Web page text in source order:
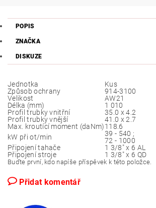
POPIS
ZNAČKA
DISKUZE
Jednotka
Kus
Způsob ochrany
914-3100
Velikost
AW21
Délka (mm)
1 010
Profil trubky vnitřní
35.0 x 4.2
Profil trubky vnější
41.0 x 2.7
Max. kroutící moment (daNm)118.6
kW při ot/min
39 - 540 ;
72 - 1000
Připojení tahače
1 3/8" x 6 AL
Připojení stroje
1 3/8" x 6 QD
Buďte první, kdo napíše příspěvek k této položce.
Přidat komentář